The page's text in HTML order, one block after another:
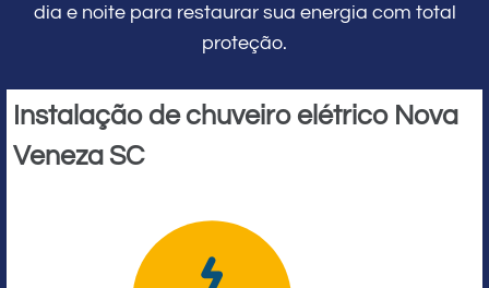
dia e noite para restaurar sua energia com total
proteção.
Instalação de chuveiro elétrico Nova
Veneza SC